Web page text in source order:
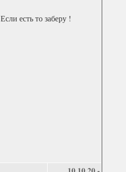
Если есть то заберу !